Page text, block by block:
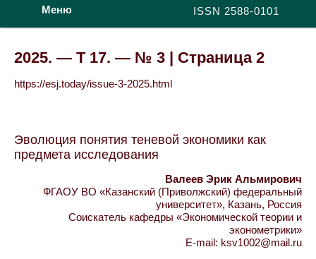
ISSN 2588-0101
Меню
2025. — Т 17. — № 3 | Страница 2
https://esj.today/issue-3-2025.html
Эволюция понятия теневой экономики как
предмета исследования
Валеев Эрик Альмирович
ФГАОУ ВО «Казанский (Приволжский) федеральный
университет», Казань, Россия
Соискатель кафедры «Экономической теории и
эконометрики»
E-mail: ksv1002@mail.ru